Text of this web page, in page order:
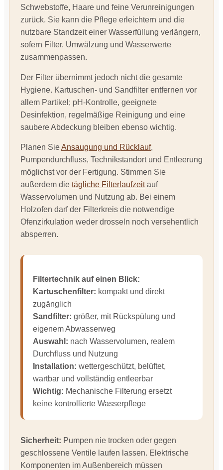
Schwebstoffe, Haare und feine Verunreinigungen
zurück. Sie kann die Pflege erleichtern und die
nutzbare Standzeit einer Wasserfüllung verlängern,
sofern Filter, Umwälzung und Wasserwerte
zusammenpassen.
Der Filter übernimmt jedoch nicht die gesamte
Hygiene. Kartuschen- und Sandfilter entfernen vor
allem Partikel; pH-Kontrolle, geeignete
Desinfektion, regelmäßige Reinigung und eine
saubere Abdeckung bleiben ebenso wichtig.
Planen SieAnsaugung und Rücklauf,
Pumpendurchfluss, Technikstandort und Entleerung
möglichst vor der Fertigung. Stimmen Sie
außerdem die tägliche Filterlaufzeitauf
Wasservolumen und Nutzung ab. Bei einem
Holzofen darf der Filterkreis die notwendige
Ofenzirkulation weder drosseln noch versehentlich
absperren.
Filtertechnik auf einen Blick:
Kartuschenfilter: kompakt und direkt
zugänglich
Sandfilter: größer, mit Rückspülung und
eigenem Abwasserweg
Auswahl: nach Wasservolumen, realem
Durchfluss und Nutzung
Installation: wettergeschützt, belüftet,
wartbar und vollständig entleerbar
Wichtig: Mechanische Filterung ersetzt
keine kontrollierte Wasserpflege
Sicherheit: Pumpen nie trocken oder gegen
geschlossene Ventile laufen lassen. Elektrische
Komponenten im Außenbereich müssen